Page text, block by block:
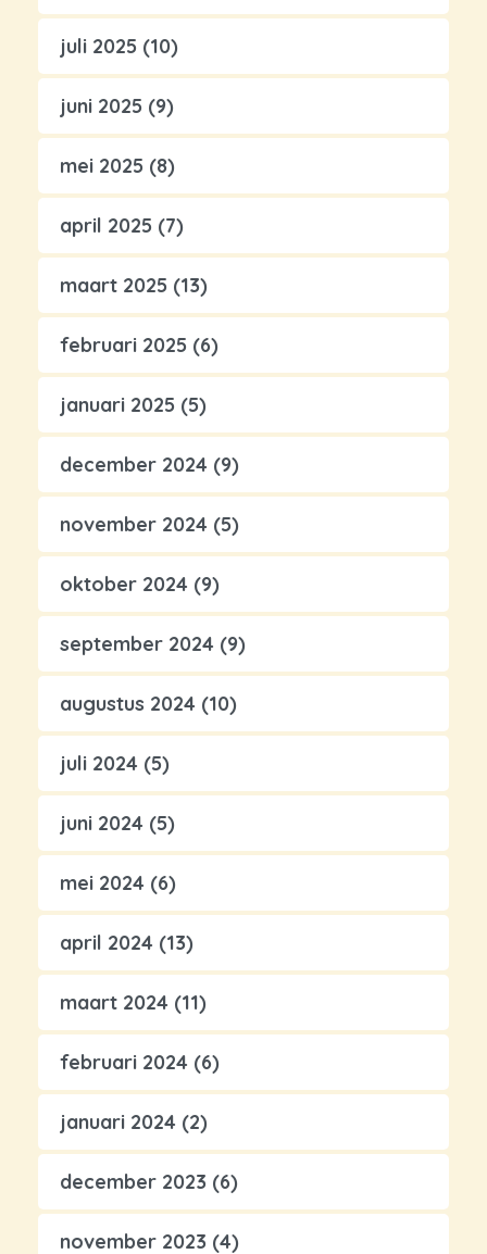
juli 2025 (10)
juni 2025 (9)
mei 2025 (8)
april 2025 (7)
maart 2025 (13)
februari 2025 (6)
januari 2025 (5)
december 2024 (9)
november 2024 (5)
oktober 2024 (9)
september 2024 (9)
augustus 2024 (10)
juli 2024 (5)
juni 2024 (5)
mei 2024 (6)
april 2024 (13)
maart 2024 (11)
februari 2024 (6)
januari 2024 (2)
december 2023 (6)
november 2023 (4)